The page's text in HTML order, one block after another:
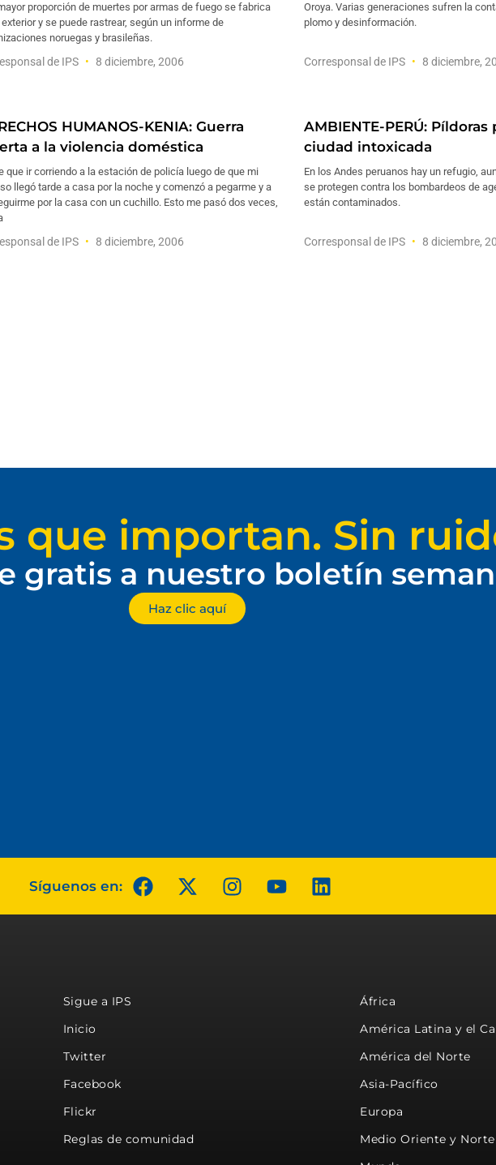
proporción de muertes por armas de fuego se fabrica
y se puede rastrear, según un informe de
noruegas y brasileñas.
de IPS 8 diciembre, 2006
Oroya. Varias generaciones sufren la
plomo y desinformación.
Corresponsal de IPS 8 diciembre,
HUMANOS-KENIA: Guerra
a la violencia doméstica
que ir corriendo a la estación de policía luego de que mi
llegó tarde a casa por la noche y comenzó a pegarme y a
por la casa con un cuchillo. Esto me pasó dos veces,
de IPS 8 diciembre, 2006
AMBIENTE-PERÚ: Píldoras
ciudad intoxicada
En los Andes peruanos hay un refugio,
se protegen contra los bombardeos de
están contaminados.
Corresponsal de IPS 8 diciembre,
que importan. Sin
gratis a nuestro boletín
Haz clic aquí
Síguenos en:
Sigue a IPS
Inicio
Twitter
Facebook
Flickr
Reglas de comunidad
África
América Latina y el
América del Norte
Asia-Pacífico
Europa
Medio Oriente y